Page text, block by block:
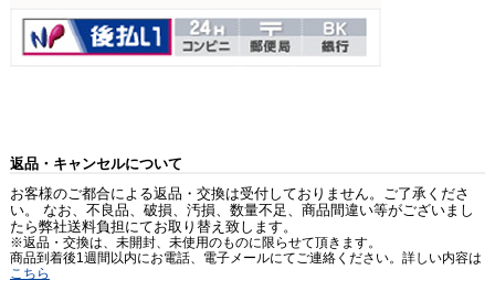
返品・キャンセルについて
お客様のご都合による返品・交換は受付しておりません。ご了承くださ
い。 なお、不良品、破損、汚損、数量不足、商品間違い等がございまし
たら弊社送料負担にてお取り替え致します。
※返品・交換は、未開封、未使用のものに限らせて頂きます。
商品到着後1週間以内にお電話、電子メールにてご連絡ください。詳しい内容は
こちら